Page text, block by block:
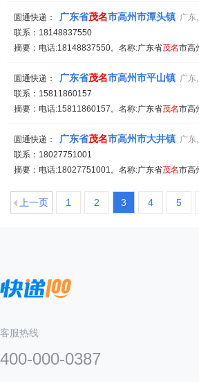
圆通快递： 广东省茂名市高州市潭头镇 广东
联系：18148837550
摘要：电话:18148837550。名称:广东省茂名市高
圆通快递： 广东省茂名市高州市平山镇 广东
联系：15811860157
摘要：电话:15811860157。名称:广东省茂名市高
圆通快递： 广东省茂名市高州市大井镇 广东
联系：18027751001
摘要：电话:18027751001。名称:广东省茂名市高
上一页 1 2 3 4 5
客服热线
400-000-0387